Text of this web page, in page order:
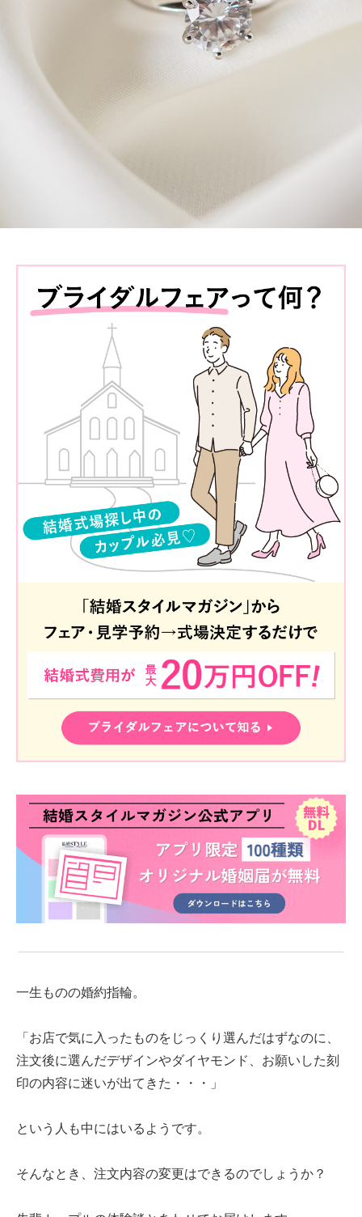
一生ものの婚約指輪。
「お店で気に入ったものをじっくり選んだはずなのに、
注文後に選んだデザインやダイヤモンド、お願いした刻
印の内容に迷いが出てきた・・・」
という人も中にはいるようです。
そんなとき、注文内容の変更はできるのでしょうか？